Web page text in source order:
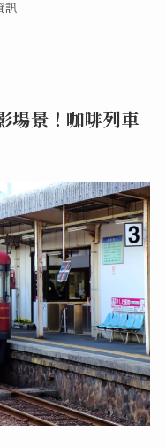
訊
場景！咖啡列車